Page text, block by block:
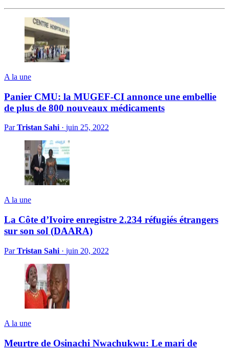
A la une
Panier CMU: la MUGEF-CI annonce une embellie
de plus de 800 nouveaux médicaments
ParTristan Sahi · juin 25, 2022
A la une
La Côte d’Ivoire enregistre 2.234 réfugiés étrangers
sur son sol (DAARA)
ParTristan Sahi · juin 20, 2022
A la une
Meurtre de Osinachi Nwachukwu: Le mari de